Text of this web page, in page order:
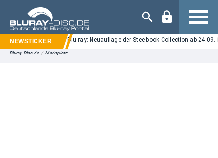
Navigation
Elm Street" auf UHD Blu-ray: Neuauflage der Steelbook-Collection ab 24.09.
Bluray-Disc.de / Marktplatz